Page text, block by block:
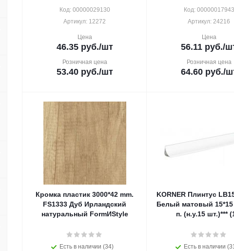
Код: 00000029130
Артикул: 12272
Цена
46.35руб./шт
Розничная цена
53.40руб./шт
Код: 00000017943
Артикул: 24216
Цена
56.11 руб./
Розничная цена
64.60руб./
Кромка пластик 3000*42 mm.
FS1333 Дуб Ирландский
натуральный FormИStyle
Есть в наличии (34)
KORNER Плинтус
Белый матовый
п. (н.у.15 шт.)***
Есть в наличии